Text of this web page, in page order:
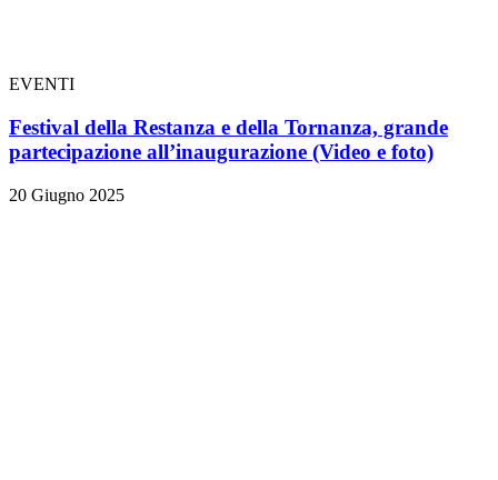
EVENTI
Festival della Restanza e della Tornanza, grande
partecipazione all’inaugurazione (Video e foto)
20 Giugno 2025